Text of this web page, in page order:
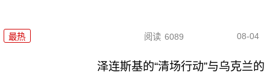
最热 阅读 6089 08-04
泽连斯基的“清场行动”与乌克兰的